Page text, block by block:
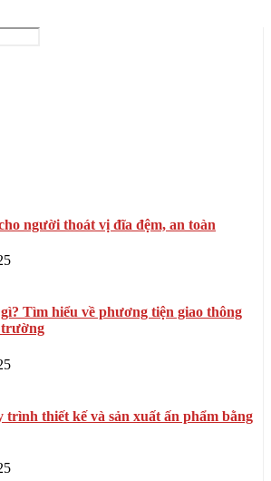
người thoát vị đĩa đệm, an toàn
Tìm hiểu về phương tiện giao thông
trường
trình thiết kế và sản xuất ấn phẩm bằng